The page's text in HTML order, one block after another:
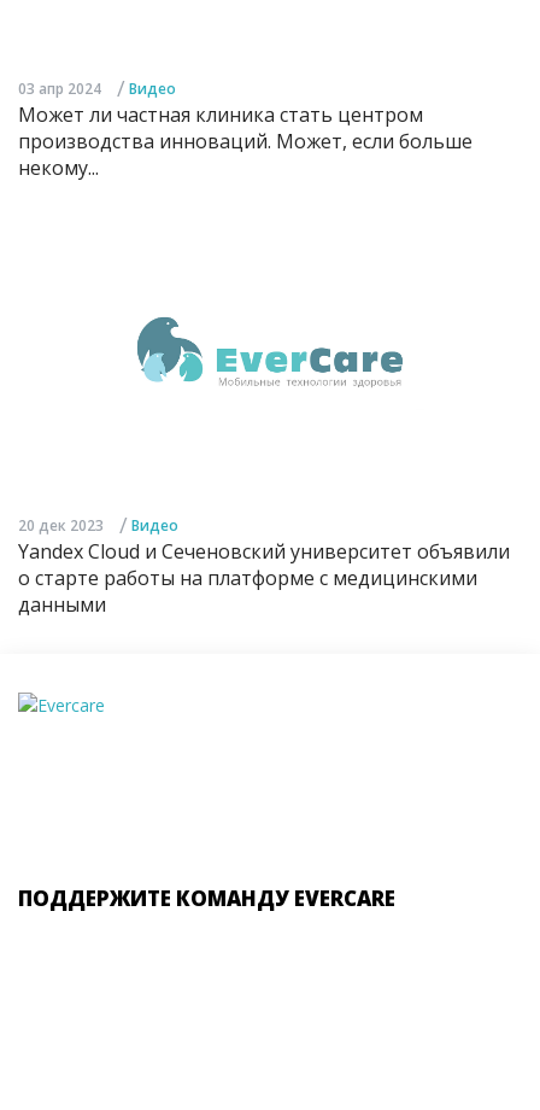
03 апр 2024 / Видео
Может ли частная клиника стать центром
производства инноваций. Может, если больше
некому...
20 дек 2023 / Видео
Yandex Cloud и Сеченовский университет объявили
о старте работы на платформе с медицинскими
данными
ПОДДЕРЖИТЕ КОМАНДУ EVERCARE